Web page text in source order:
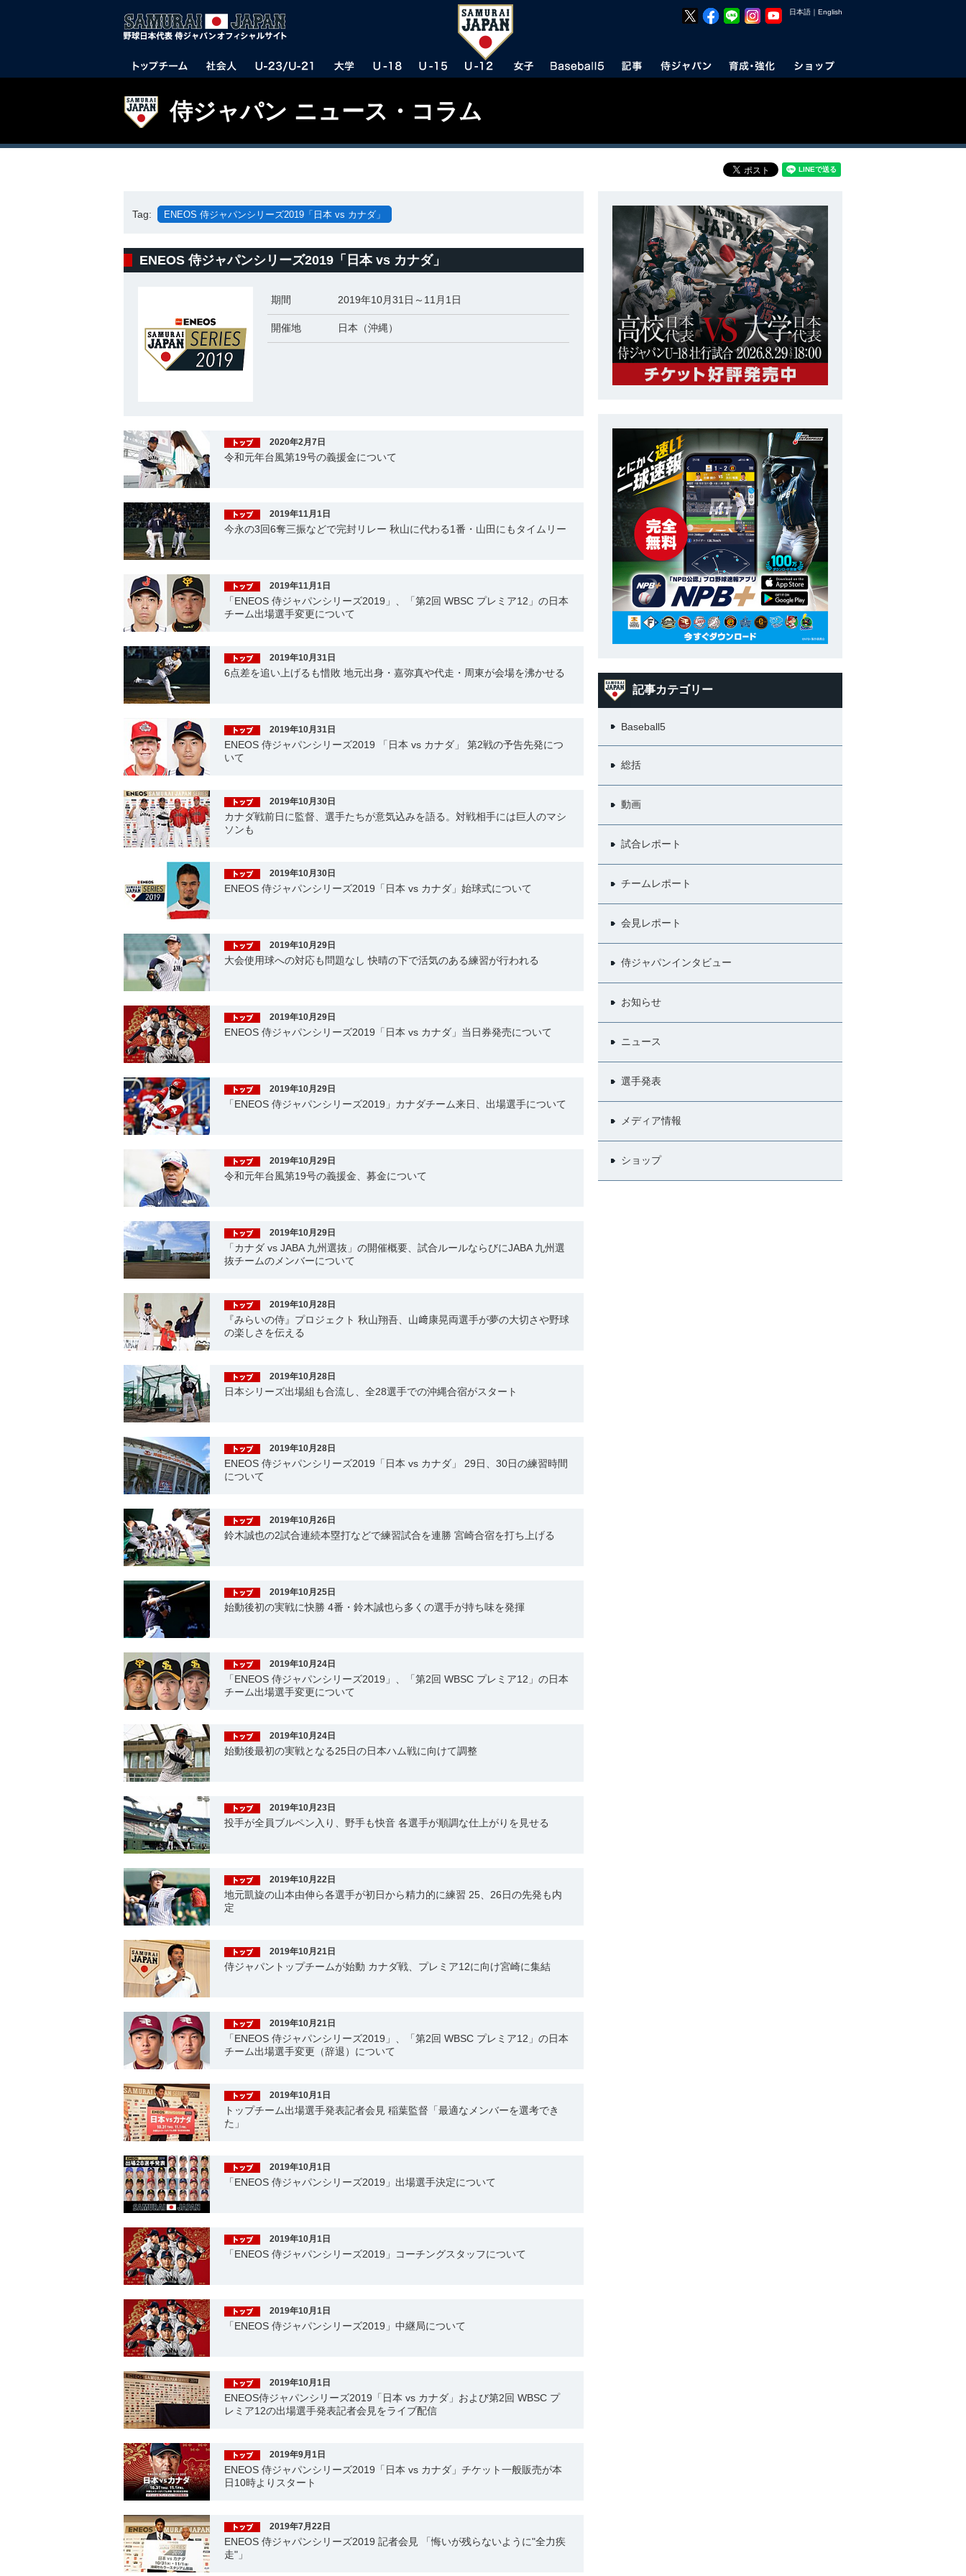
日本語 ｜ English
侍ジャパン ニュース・コラム
Tag: ENEOS 侍ジャパンシリーズ2019「日本 vs カナダ」
ENEOS 侍ジャパンシリーズ2019「日本 vs カナダ」
期間 2019年10月31日～11月1日
開催地 日本（沖縄）
2020年2月7日
令和元年台風第19号の義援金について
2019年11月1日
今永の3回6奪三振などで完封リレー 秋山に代わる1番・山田にもタイムリー
2019年11月1日
「ENEOS 侍ジャパンシリーズ2019」、「第2回 WBSC プレミア12」の日本
チーム出場選手変更について
2019年10月31日
6点差を追い上げるも惜敗 地元出身・嘉弥真や代走・周東が会場を沸かせる
2019年10月31日
ENEOS 侍ジャパンシリーズ2019 「日本 vs カナダ」 第2戦の予告先発につ
いて
2019年10月30日
カナダ戦前日に監督、選手たちが意気込みを語る。対戦相手には巨人のマシ
ソンも
2019年10月30日
ENEOS 侍ジャパンシリーズ2019「日本 vs カナダ」始球式について
2019年10月29日
大会使用球への対応も問題なし 快晴の下で活気のある練習が行われる
2019年10月29日
ENEOS 侍ジャパンシリーズ2019「日本 vs カナダ」当日券発売について
2019年10月29日
「ENEOS 侍ジャパンシリーズ2019」カナダチーム来日、出場選手について
2019年10月29日
令和元年台風第19号の義援金、募金について
2019年10月29日
「カナダ vs JABA 九州選抜」の開催概要、試合ルールならびにJABA 九州選
抜チームのメンバーについて
2019年10月28日
『みらいの侍』プロジェクト 秋山翔吾、山﨑康晃両選手が夢の大切さや野球
の楽しさを伝える
2019年10月28日
日本シリーズ出場組も合流し、全28選手での沖縄合宿がスタート
2019年10月28日
ENEOS 侍ジャパンシリーズ2019「日本 vs カナダ」 29日、30日の練習時間
について
2019年10月26日
鈴木誠也の2試合連続本塁打などで練習試合を連勝 宮崎合宿を打ち上げる
2019年10月25日
始動後初の実戦に快勝 4番・鈴木誠也ら多くの選手が持ち味を発揮
2019年10月24日
「ENEOS 侍ジャパンシリーズ2019」、「第2回 WBSC プレミア12」の日本
チーム出場選手変更について
2019年10月24日
始動後最初の実戦となる25日の日本ハム戦に向けて調整
2019年10月23日
投手が全員ブルペン入り、野手も快音 各選手が順調な仕上がりを見せる
2019年10月22日
地元凱旋の山本由伸ら各選手が初日から精力的に練習 25、26日の先発も内
定
2019年10月21日
侍ジャパントップチームが始動 カナダ戦、プレミア12に向け宮崎に集結
2019年10月21日
「ENEOS 侍ジャパンシリーズ2019」、「第2回 WBSC プレミア12」の日本
チーム出場選手変更（辞退）について
2019年10月1日
トップチーム出場選手発表記者会見 稲葉監督「最適なメンバーを選考でき
た」
2019年10月1日
「ENEOS 侍ジャパンシリーズ2019」出場選手決定について
2019年10月1日
「ENEOS 侍ジャパンシリーズ2019」コーチングスタッフについて
2019年10月1日
「ENEOS 侍ジャパンシリーズ2019」中継局について
2019年10月1日
ENEOS侍ジャパンシリーズ2019「日本 vs カナダ」および第2回 WBSC プ
レミア12の出場選手発表記者会見をライブ配信
2019年9月1日
ENEOS 侍ジャパンシリーズ2019「日本 vs カナダ」チケット一般販売が本
日10時よりスタート
2019年7月22日
ENEOS 侍ジャパンシリーズ2019 記者会見 「悔いが残らないように"全力疾
走"」
記事カテゴリー
Baseball5
総括
動画
試合レポート
チームレポート
会見レポート
侍ジャパンインタビュー
お知らせ
ニュース
選手発表
メディア情報
ショップ